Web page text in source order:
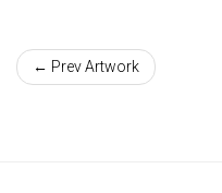
← Prev Artwork